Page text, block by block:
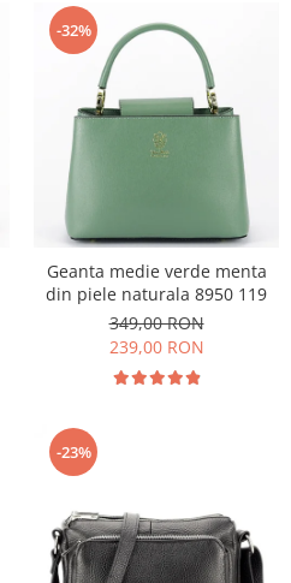
-32%
Geanta medie verde menta
din piele naturala 8950 119
349,00 RON
239,00 RON
-23%